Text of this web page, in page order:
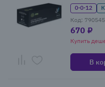
0·0·12
Код: 790545
670 ₽
Купить
В